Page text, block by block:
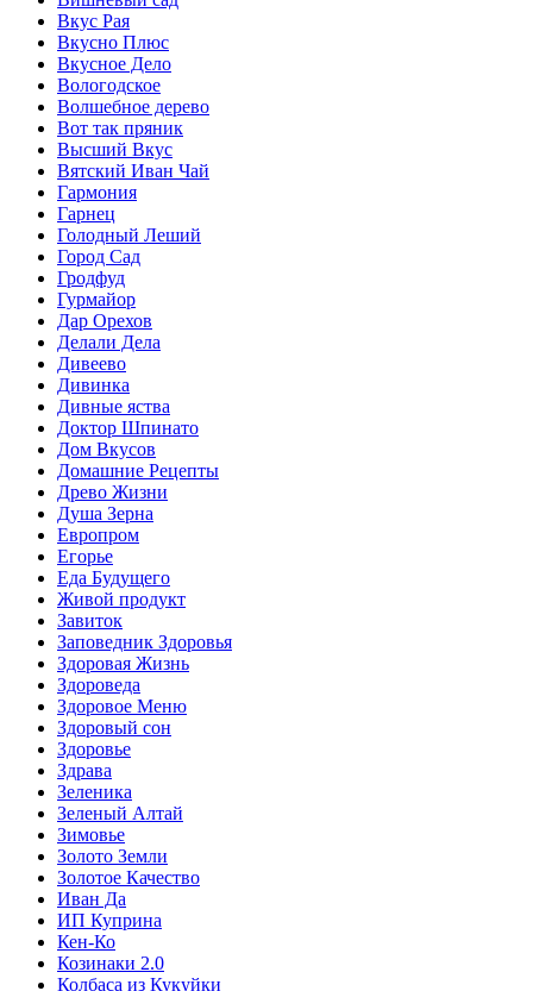
Вкус Рая
Вкусно Плюс
Вкусное Дело
Вологодское
Волшебное дерево
Вот так пряник
Высший Вкус
Вятский Иван Чай
Гармония
Гарнец
Голодный Леший
Город Сад
Гродфуд
Гурмайор
Дар Орехов
Делали Дела
Дивеево
Дивинка
Дивные яства
Доктор Шпинато
Дом Вкусов
Домашние Рецепты
Древо Жизни
Душа Зерна
Европром
Егорье
Еда Будущего
Живой продукт
Завиток
Заповедник Здоровья
Здоровая Жизнь
Здороведа
Здоровое Меню
Здоровый сон
Здоровье
Здрава
Зеленика
Зеленый Алтай
Зимовье
Золото Земли
Золотое Качество
Иван Да
ИП Куприна
Кен-Ко
Козинаки 2.0
Колбаса из Кукуйки